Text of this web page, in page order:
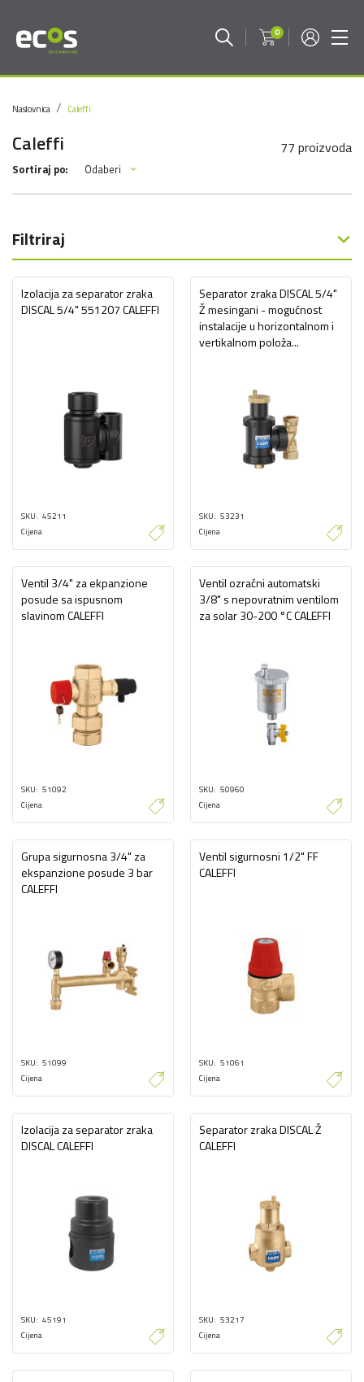
0
Naslovnica Caleffi
Caleffi 77 proizvoda
Sortiraj po: Odaberi
Filtriraj
Izolacija za separator zraka
DISCAL 5/4" 551207 CALEFFI
SKU 45211
Cijena
Separator zraka DISCAL 5/4"
Ž mesingani - mogućnost
instalacije u horizontalnom i
vertikalnom položa...
SKU 53231
Cijena
Ventil 3/4" za ekpanzione
posude sa ispusnom
slavinom CALEFFI
SKU 51092
Cijena
Ventil ozračni automatski
3/8" s nepovratnim ventilom
za solar 30-200 °C CALEFFI
SKU 50960
Cijena
Grupa sigurnosna 3/4" za
ekspanzione posude 3 bar
CALEFFI
SKU 51099
Cijena
Ventil sigurnosni 1/2" FF
CALEFFI
SKU 51061
Cijena
Izolacija za separator zraka
DISCAL CALEFFI
SKU 45191
Cijena
Separator zraka DISCAL Ž
CALEFFI
SKU 53217
Cijena